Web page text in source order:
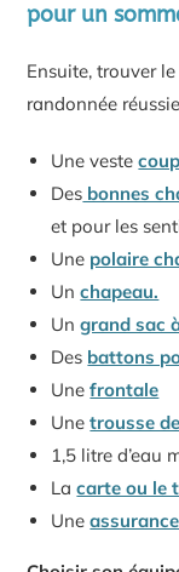
pour un
Ensuite, trouver
randonnée
Une veste
Des bonnes
et pour les
Une polaire
Unchapeau.
Ungrand sac
Des battons
Unefrontale
Unetrousse
1,5 litre d’eau
Lacarte ou le
Une